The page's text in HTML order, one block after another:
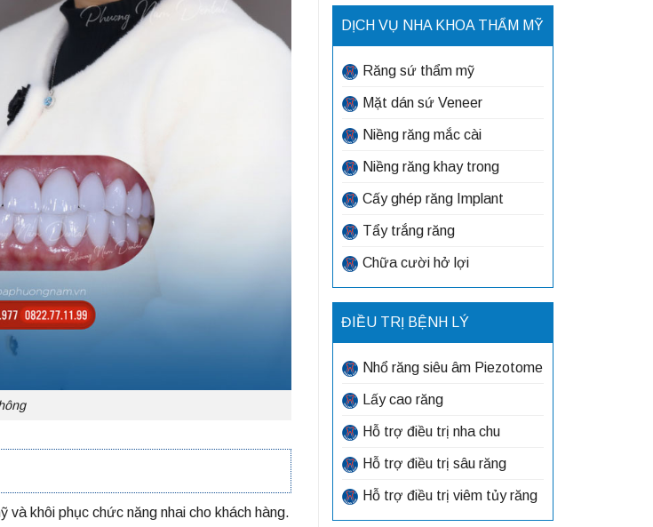
và khôi phục chức năng nhai cho khách hàng.
DỊCH VỤ NHA KHOA THẨM MỸ
Răng sứ thẩm mỹ
Mặt dán sứ Veneer
Niềng răng mắc cài
Niềng răng khay trong
Cấy ghép răng Implant
Tẩy trắng răng
Chữa cười hở lợi
ĐIỀU TRỊ BỆNH LÝ
Nhổ răng siêu âm Piezotome
Lấy cao răng
Hỗ trợ điều trị nha chu
Hỗ trợ điều trị sâu răng
Hỗ trợ điều trị viêm tủy răng